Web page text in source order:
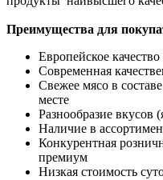
Преимущества для
Европейское
Современная
Свежее мясо в
месте
Разнообразие вкусов
Наличие в
Конкурентная
премиум
Низкая стоимость